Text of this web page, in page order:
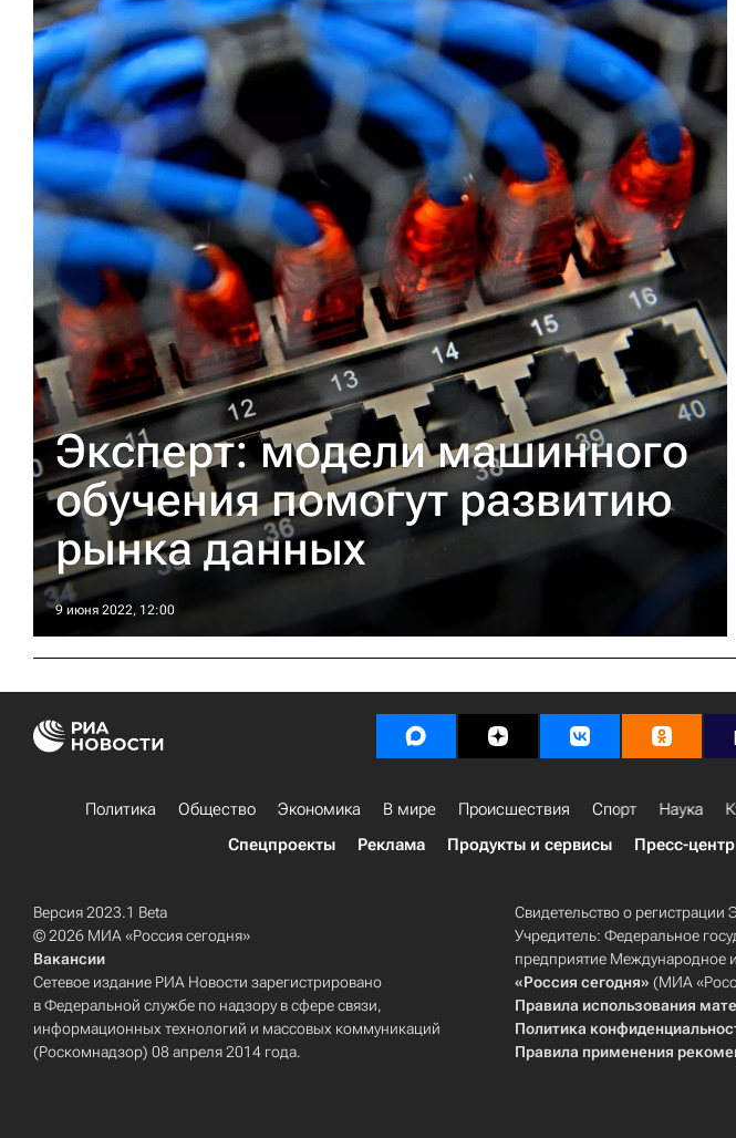
Эксперт: модели машинного
обучения помогут развитию
рынка данных
9 июня 2022, 12:00
Политика Общество Экономика В мире Происшествия Спорт Наука
Спецпроекты
Реклама Продукты и сервисы Пресс-центр
Версия 2023.1 Beta
© 2026 МИА «Россия сегодня»
Вакансии
Сетевое издание РИА Новости зарегистрировано
в Федеральной службе по надзору в сфере связи,
информационных технологий и массовых коммуникаций
(Роскомнадзор) 08 апреля 2014 года.
Свидетельство о
Учредитель: Федеральное
предприятие Международное
«Россия сегодня» (МИА
Правила использования
Политика
Правила применения